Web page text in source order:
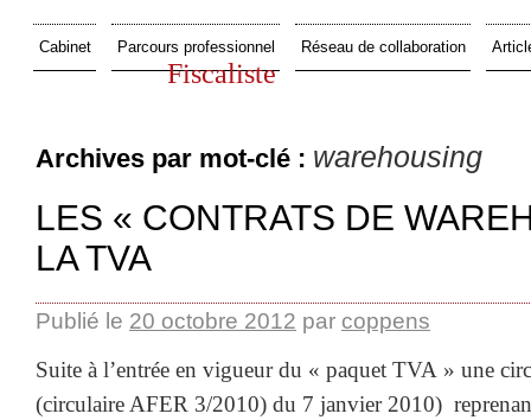
Fiscaliste
Cabinet Parcours professionnel Réseau de collaboration
Archives par mot-clé : warehousing
LES « CONTRATS DE
LA TVA
Publié le 20 octobre 2012 par coppens
Suite à l’entrée en vigueur du « paquet TVA » une
(circulaire AFER 3/2010) du 7 janvier 2010)